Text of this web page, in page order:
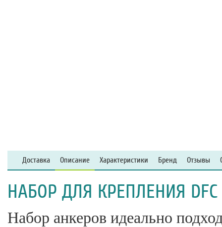
Доставка Описание Характеристики Бренд Отзывы
НАБОР ДЛЯ КРЕПЛЕНИЯ DFC
Набор анкеров идеально